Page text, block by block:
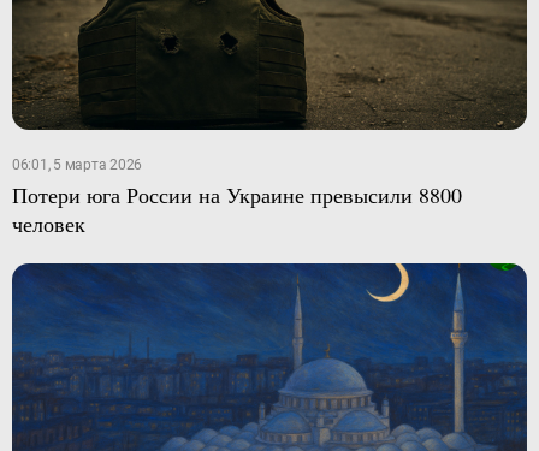
06:01, 5 марта 2026
Потери юга России на Украине превысили 8800
человек